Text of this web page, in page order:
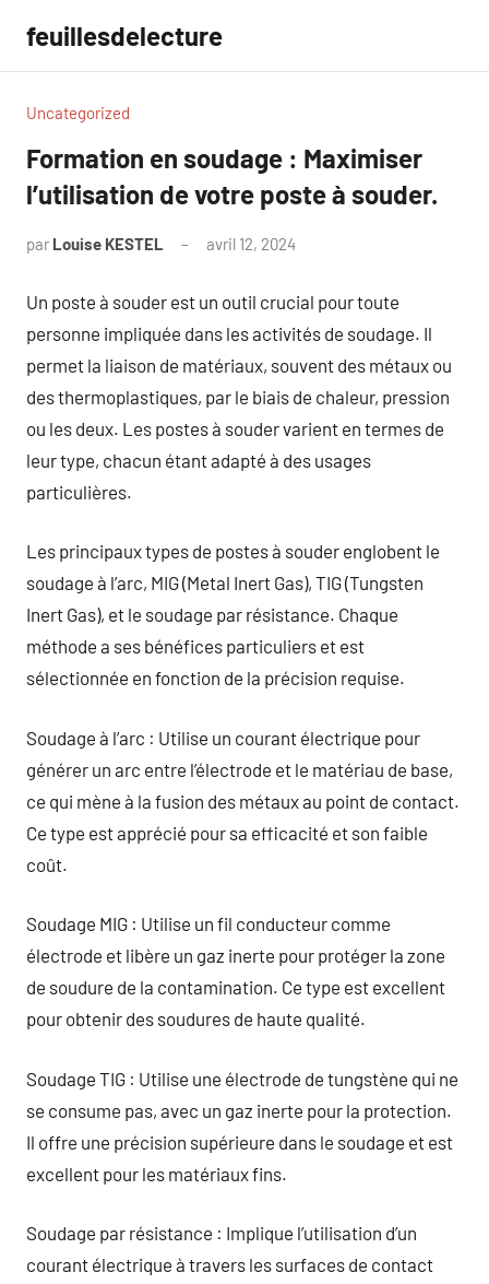
contenu
feuillesdelecture
Uncategorized
Formation en soudage : Maximiser
l’utilisation de votre poste à souder.
par Louise KESTEL avril 12, 2024
Un poste à souder est un outil crucial pour toute
personne impliquée dans les activités de soudage. Il
permet la liaison de matériaux, souvent des métaux ou
des thermoplastiques, par le biais de chaleur, pression
ou les deux. Les postes à souder varient en termes de
leur type, chacun étant adapté à des usages
particulières.
Les principaux types de postes à souder englobent le
soudage à l’arc, MIG (Metal Inert Gas), TIG (Tungsten
Inert Gas), et le soudage par résistance. Chaque
méthode a ses bénéfices particuliers et est
sélectionnée en fonction de la précision requise.
Soudage à l’arc : Utilise un courant électrique pour
générer un arc entre l’électrode et le matériau de base,
ce qui mène à la fusion des métaux au point de contact.
Ce type est apprécié pour sa efficacité et son faible
coût.
Soudage MIG : Utilise un fil conducteur comme
électrode et libère un gaz inerte pour protéger la zone
de soudure de la contamination. Ce type est excellent
pour obtenir des soudures de haute qualité.
Soudage TIG : Utilise une électrode de tungstène qui ne
se consume pas, avec un gaz inerte pour la protection.
Il offre une précision supérieure dans le soudage et est
excellent pour les matériaux fins.
Soudage par résistance : Implique l’utilisation d’un
courant électrique à travers les surfaces de contact